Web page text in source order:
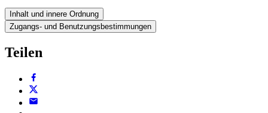
Inhalt und innere Ordnung
Zugangs- und Benutzungsbestimmungen
Teilen